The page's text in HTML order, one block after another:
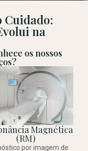
Cuidado:
na
os nossos
Magnética
(RM)
por imagem de